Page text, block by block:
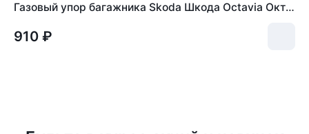
Газовый упор багажника Skoda Шкода Octavia Октавия 1Z5827550
910 ₽